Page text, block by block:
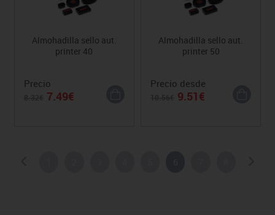
Almohadilla sello aut.
printer 40
Precio
7.49€
Almohadilla sello aut.
printer 50
Precio desde
9.51€